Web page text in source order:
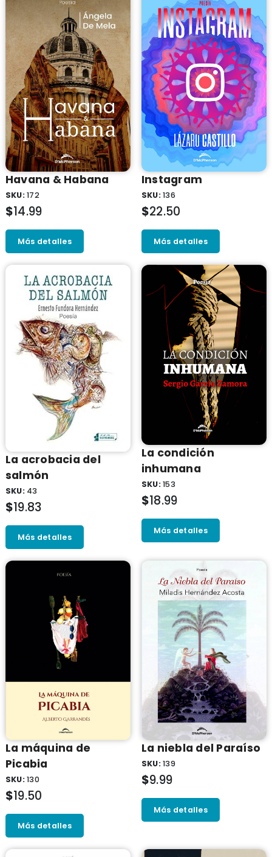
Havana & Habana
SKU:172
$14.99
Más detalles
Instagram
SKU:136
$22.50
Más detalles
La acrobacia del
salmón
SKU: 43
$19.83
Más detalles
La condición
inhumana
SKU:153
$18.99
Más detalles
La máquina de
Picabia
SKU:130
$19.50
Más detalles
La niebla del Paraí­so
SKU:139
$9.99
Más detalles